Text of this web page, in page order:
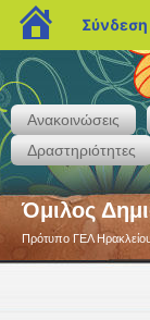
Ανακοινώσεις
Δραστηριότητες
Όμιλος
Πρότυπο ΓΕΛ
blogs.sch.gr
Σύνδεση